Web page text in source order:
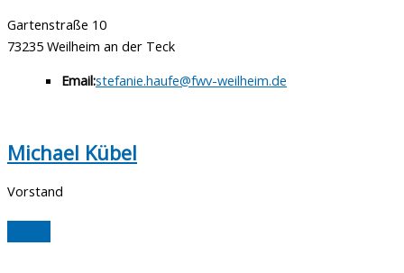
Gartenstraße 10
73235 Weilheim an der Teck
Email:stefanie.haufe@fwv-weilheim.de
Michael Kübel
Vorstand